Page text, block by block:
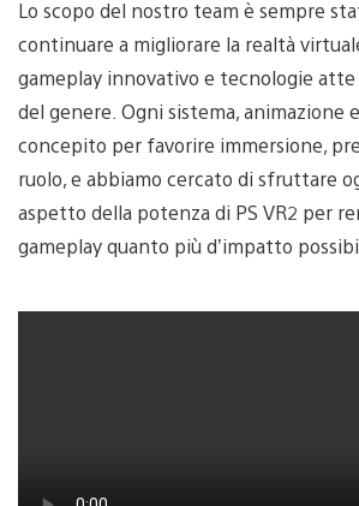
Lo scopo del nostro team è sempre
continuare a migliorare la realtà
gameplay innovativo e tecnologie
del genere. Ogni sistema, animazione
concepito per favorire immersione,
ruolo, e abbiamo cercato di sfruttare
aspetto della potenza di PS VR2 per
gameplay quanto più d’impatto